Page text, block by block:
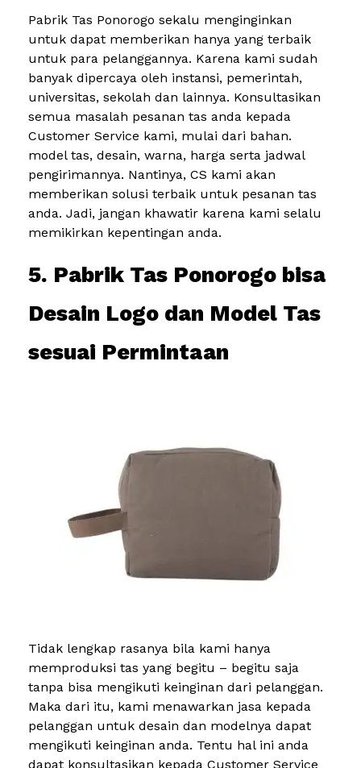
Pabrik Tas Ponorogo sekalu menginginkan
untuk dapat memberikan hanya yang terbaik
untuk para pelanggannya. Karena kami sudah
banyak dipercaya oleh instansi, pemerintah,
universitas, sekolah dan lainnya. Konsultasikan
semua masalah pesanan tas anda kepada
Customer Service kami, mulai dari bahan.
model tas, desain, warna, harga serta jadwal
pengirimannya. Nantinya, CS kami akan
memberikan solusi terbaik untuk pesanan tas
anda. Jadi, jangan khawatir karena kami selalu
memikirkan kepentingan anda.
5. Pabrik Tas Ponorogo bisa
Desain Logo dan Model Tas
sesuai Permintaan
Tidak lengkap rasanya bila kami hanya
memproduksi tas yang begitu – begitu saja
tanpa bisa mengikuti keinginan dari pelanggan.
Maka dari itu, kami menawarkan jasa kepada
pelanggan untuk desain dan modelnya dapat
mengikuti keinginan anda. Tentu hal ini anda
dapat konsultasikan kepada Customer Service